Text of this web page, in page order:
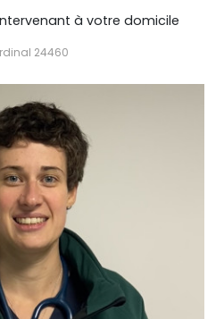
à votre domicile
24460